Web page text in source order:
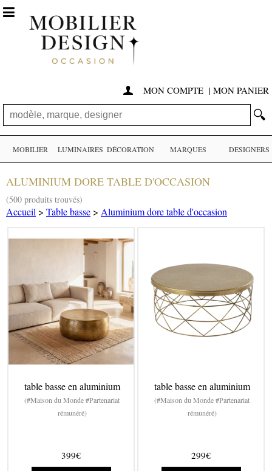
 MON COMPTE | MON PANIER
🔍

MOBILIER LUMINAIRES DÉCORATION MARQUES DESIGNERS
ALUMINIUM DORE TABLE D'OCCASION
(500 produits trouvés)
Accueil > Table basse > Aluminium dore table d'occasion
table basse en aluminium
(#Maison du Monde #Partenariat
rémunéré)
399€
table basse en aluminium
(#Maison du Monde #Partenariat
rémunéré)
299€